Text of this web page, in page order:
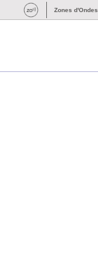
Zones d'Ondes